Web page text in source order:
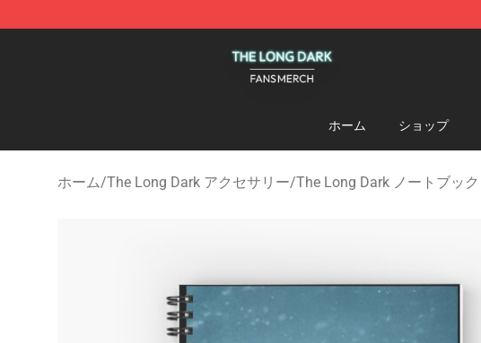
ホーム ショップ
ホーム/The Long Dark アクセサリー/The Long Dark ノートブック